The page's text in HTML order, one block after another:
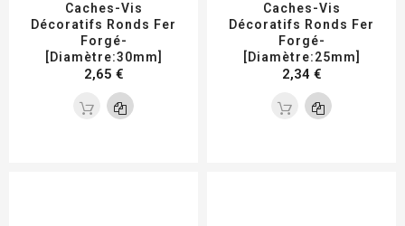
Caches-Vis
Décoratifs Ronds Fer
Forgé-
[Diamètre:30mm]
2,65 €
Caches-Vis
Décoratifs Ronds Fer
Forgé-
[Diamètre:25mm]
2,34 €